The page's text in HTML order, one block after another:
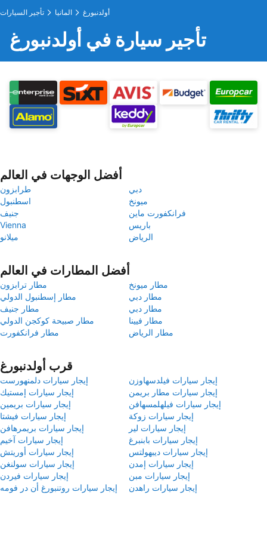
تأجير السيارات المانيا أولدنبورغ
تأجير سيارة في أولدنبورغ
أفضل الوجهات في العالم
طرابزون
دبي
اسطنبول
ميونخ
جنيف
فرانكفورت ماين
Vienna
باريس
ميلانو
الرياض
أفضل المطارات في العالم
مطار ترابزون
مطار ميونخ
مطار إسطنبول الدولي
مطار دبي
مطار جنيف
مطار دبي
مطار صبيحة كوكجن الدولي
مطار فيينا
مطار فرانكفورت
مطار الرياض
قرب أولدنبورغ
إيجار سيارات دلمنهورست
إيجار سيارات فيلدسهاوزن
إيجار سيارات إمستيك
إيجار سيارات مطار بريمن
إيجار سيارات بريمين
إيجار سيارات فيلهلمسهافن
إيجار سيارات فيشتا
إيجار سيارات زوكة
إيجار سيارات بريمرهافن
إيجار سيارات لير
إيجار سيارات آخيم
إيجار سيارات بابنبرغ
إيجار سيارات أوريتش
إيجار سيارات ديبهولتس
إيجار سيارات سولنغن
إيجار سيارات إمدن
إيجار سيارات فيردن
إيجار سيارات مبن
إيجار سيارات روتنبورغ أن در فومه
إيجار سيارات راهدن